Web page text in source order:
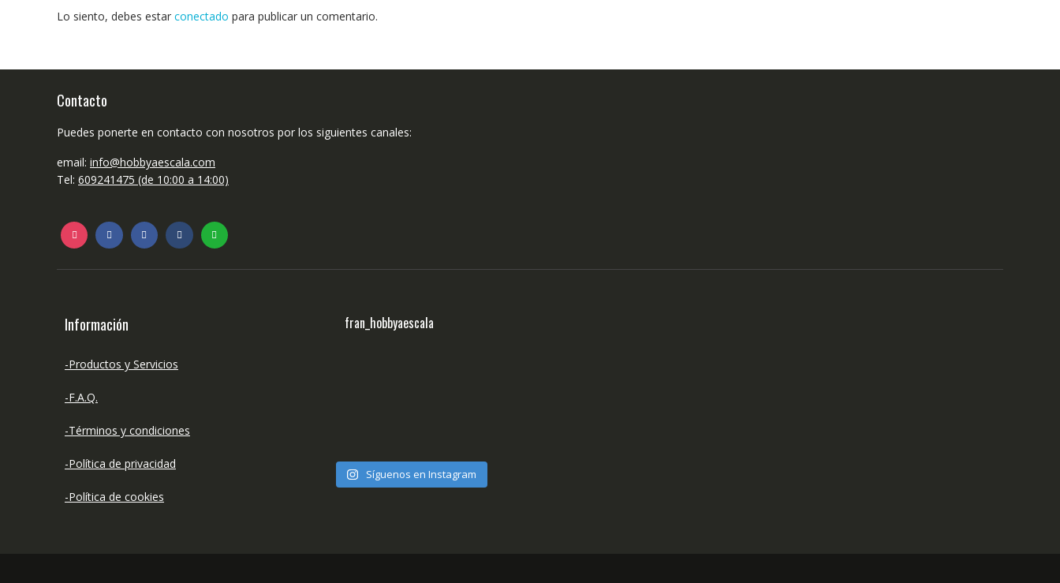
Lo siento, debes estar conectado para publicar un comentario.
Contacto
Puedes ponerte en contacto con nosotros por los siguientes canales:
email: info@hobbyaescala.com
Tel: 609241475 (de 10:00 a 14:00)
Información
-Productos y Servicios
-F.A.Q.
-Términos y condiciones
-Política de privacidad
-Política de cookies
fran_hobbyaescala
Síguenos en Instagram